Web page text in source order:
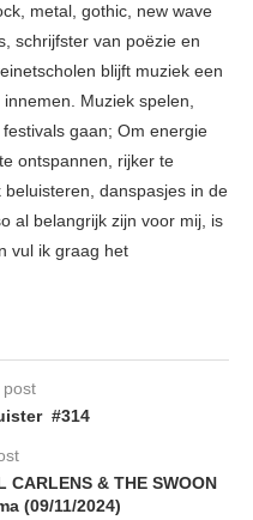
metal, gothic, new wave
schrijfster van poëzie en
blijft muziek een
Muziek spelen,
gaan; Om energie
ontspannen, rijker te
danspasjes in de
al belangrijk zijn voor mij, is
vul ik graag het
post
#314
CARLENS & THE SWOON
(09/11/2024)